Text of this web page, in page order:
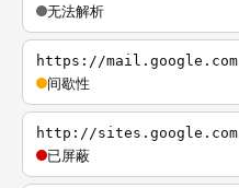
无法解析
https://mail.google.com
间歇性
http://sites.google.com
已屏蔽